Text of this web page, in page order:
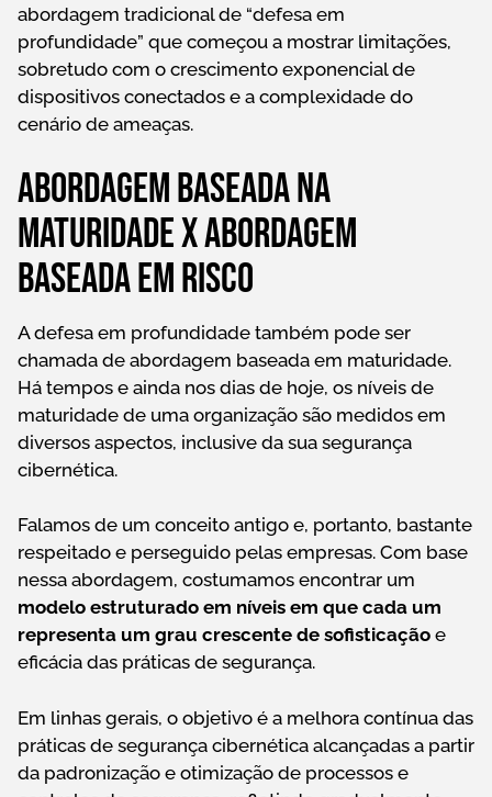
abordagem tradicional de “defesa em
profundidade” que começou a mostrar limitações,
sobretudo com o crescimento exponencial de
dispositivos conectados e a complexidade do
cenário de ameaças.
Abordagem baseada na
maturidade x abordagem
baseada em risco
A defesa em profundidade também pode ser
chamada de abordagem baseada em maturidade.
Há tempos e ainda nos dias de hoje, os níveis de
maturidade de uma organização são medidos em
diversos aspectos, inclusive da sua segurança
cibernética.
Falamos de um conceito antigo e, portanto, bastante
respeitado e perseguido pelas empresas. Com base
nessa abordagem, costumamos encontrar um
modelo estruturado em níveis em que cada um
representa um grau crescente de sofisticação e
eficácia das práticas de segurança.
Em linhas gerais, o objetivo é a melhora contínua das
práticas de segurança cibernética alcançadas a partir
da padronização e otimização de processos e